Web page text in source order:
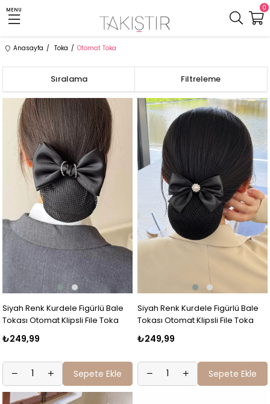
MENU 0
Anasayfa Toka Otomat Toka
Filtreleme
Sıralama
Siyah Renk Kurdele Figürlü Bale
Tokası Otomat Klipsli File Toka
₺249,99
Sepete Ekle
Siyah Renk Kurdele Figürlü Bale
Tokası Otomat Klipsli File Toka
₺249,99
Sepete Ekle